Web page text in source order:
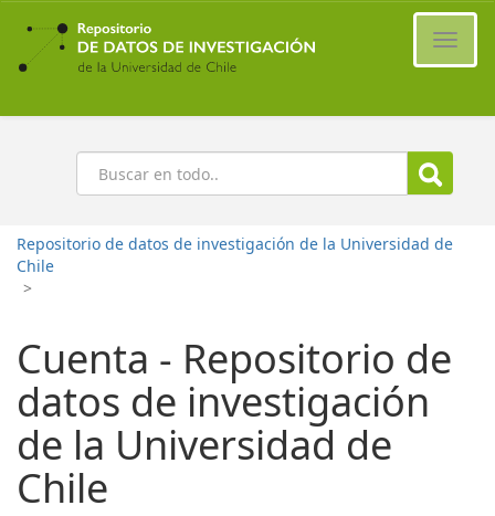
Ir
contenido
principal
Buscar
Repositorio de datos de investigación de la Universidad de
Chile
>
Cuenta - Repositorio de
datos de investigación
de la Universidad de
Chile